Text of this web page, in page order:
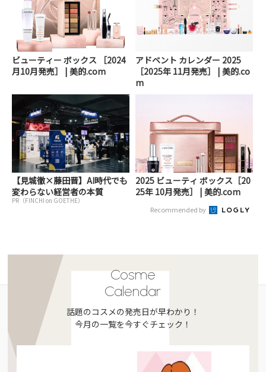
ビューティー ボックス ［2024
月10月発売］ | 美的.com
アドベント カレンダー 2025
［2025年 11月発売］ | 美的.co
m
【見城徹×藤田晋】AI時代でも
変わらない経営者の本質
PR（FINCHI on GOETHE）
2025 ビューティ ボックス［20
25年 10月発売］ | 美的.com
Recommended by
Cosme
Calendar
話題のコスメの発売日が早わかり！
今月の一覧を今すぐチェック！